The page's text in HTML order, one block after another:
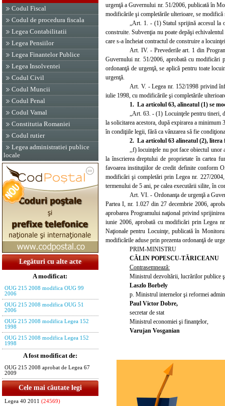
Codul Fiscal
Codul de procedura fiscala
Legea Contabilitatii
Legea Pensiilor
Legea Finantelor Publice
Legea Insolventei
Codul Civil
Codul Muncii
Codul Penal
Codul Vamal
Constitutia Romaniei
Codul rutier
Legea administratiei publice
locale
Legături cu alte acte
A modificat:
OUG 215 2008 modifica OUG 99
2006
OUG 215 2008 modifica OUG 51
2006
OUG 215 2008 modifica Legea 152
1998
OUG 215 2008 modifica Legea 152
1998
A fost modificat de:
OUG 215 2008 aprobat de Legea 67
2009
Cele mai căutate legi
Legea 40 2011 (24569)
urgenţă a Guvernului nr. 51/2006, publicată în
modificările şi completările ulterioare, se
„Art. 1. - (1) Statul sprijină accesul la
construite. Subvenţia nu poate depăşi
care s-a încheiat contractul de construire a
Art. IV. - Prevederile art. 1 din
Guvernului nr. 51/2006, aprobată cu modificări
ordonanţă de urgenţă, se aplică pentru toate
urgenţă.
Art. V. - Legea nr. 152/1998 privind
iulie 1998, cu modificările şi completările
1. La articolul 63, alineatul (1) se
„Art. 63 . - (1) Locuinţele pentru tineri,
la solicitarea acestora, după expirarea a
în condiţiile legii, fără ca vânzarea să fie
2. La articolul 63 alineatul (2), litera
,,f) locuinţele nu pot face obiectul unor
la înscrierea dreptului de proprietate în cartea
favoarea instituţiilor de credit definite conform
modificări şi completări prin Legea nr. 227/
termenului de 5 ani, pe calea executării silite, în
Art. VI.- Ordonanţa de urgenţă a
Partea I, nr. 1.027 din 27 decembrie 2006,
aprobarea Programului naţional privind
iunie 2006, aprobată cu modificări prin Legea
Naţionale pentru Locuinţe, publicată în
modificările aduse prin prezenta ordonanţă de
PRIM-MINISTRU
CĂLIN POPESCU-TĂRICEANU
Contrasemnează:
Ministrul dezvoltării, lucrărilor publice
Laszlo Borbely
p. Ministrul internelor şi reformei
Paul Victor Dobre,
secretar de stat
Ministrul economiei şi finanţelor,
Varujan Vosganian